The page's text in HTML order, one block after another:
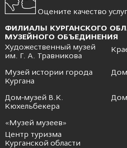
Оцените качество
ФИЛИАЛЫ КУРГАНСКОГО
МУЗЕЙНОГО ОБЪЕДИНЕНИЯ
Художественный музей
им. Г. А. Травникова
Музей истории города
Кургана
Дом-музей В.К.
Кюхельбекера
«Музей музеев»
Центр туризма
Курганской области